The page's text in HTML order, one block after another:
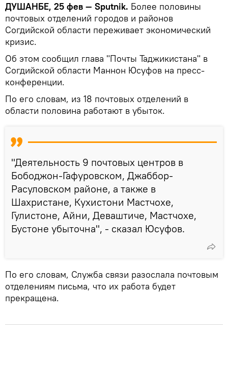
ДУШАНБЕ, 25 фев — Sputnik. Более половины
почтовых отделений городов и районов
Согдийской области переживает экономический
кризис.
Об этом сообщил глава "Почты Таджикистана" в
Согдийской области Маннон Юсуфов на пресс-
конференции.
По его словам, из 18 почтовых отделений в
области половина работают в убыток.
"Деятельность 9 почтовых центров в
Бободжон-Гафуровском, Джаббор-
Расуловском районе, а также в
Шахристане, Кухистони Мастчохе,
Гулистоне, Айни, Деваштиче, Мастчохе,
Бустоне убыточна", - сказал Юсуфов.
По его словам, Служба связи разослала почтовым
отделениям письма, что их работа будет
прекращена.